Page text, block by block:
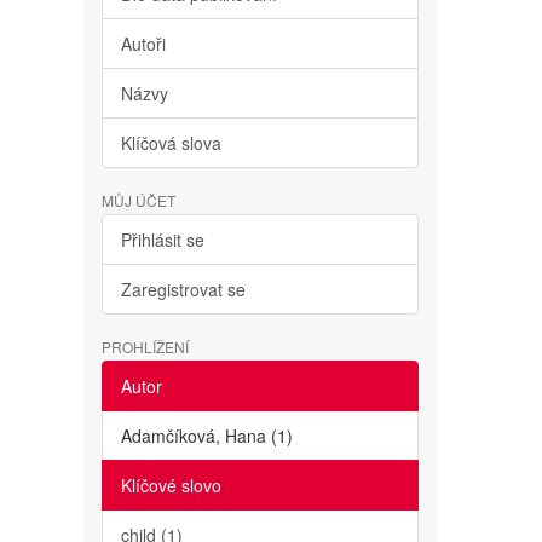
Autoři
Názvy
Klíčová slova
MŮJ ÚČET
Přihlásit se
Zaregistrovat se
PROHLÍŽENÍ
Autor
Adamčíková, Hana (1)
Klíčové slovo
child (1)